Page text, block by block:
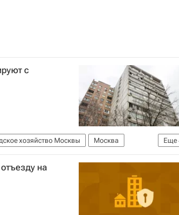
с
Еще
хозяйство Москвы
Москва
городского хозяйства Москвы Жилье
на